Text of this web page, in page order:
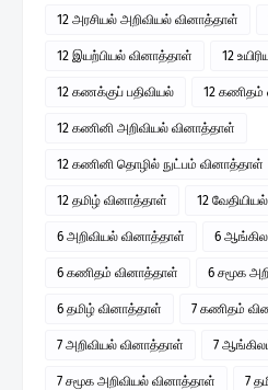
12 அரசியல் அறிவியல் வினாத்தாள்
12 இயற்பியல் வினாத்தாள் 12
12 கணக்குப் பதிவியல் 12 கணிதம்
12 கணினி அறிவியல் வினாத்தாள்
12 கணினி தொழில் நுட்பம் வினாத்தாள்
12 தமிழ் வினாத்தாள் 12
6 அறிவியல் வினாத்தாள் 6
6 கணிதம் வினாத்தாள் 6 சமூக
6 தமிழ் வினாத்தாள் 7 கணிதம்
7 அறிவியல் வினாத்தாள் 7
7 சமூக அறிவியல் வினாத்தாள் 7